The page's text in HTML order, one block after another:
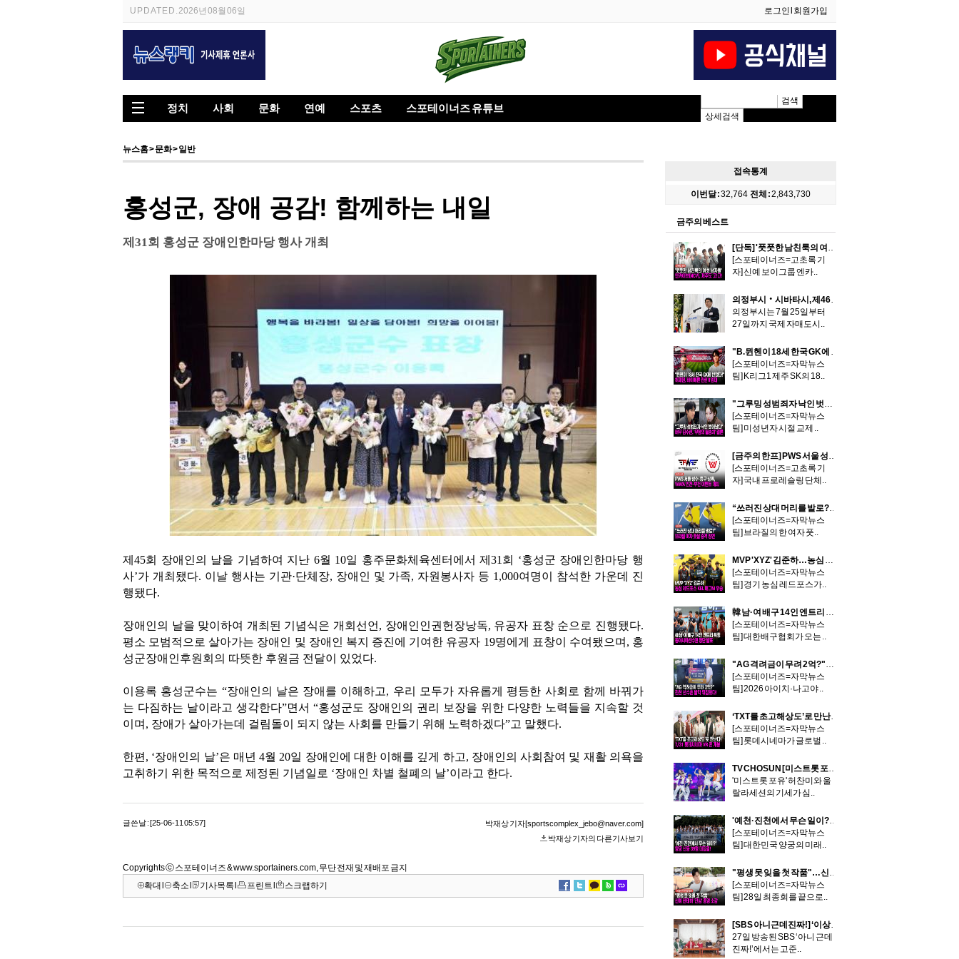
UPDATED.2026년 08월 06일 로그인 회원가입
검색
상세검색
정치 사회 문화 연예 스포츠 스포테이너즈 유튜브
뉴스홈>문화>일반
홍성군, 장애 공감! 함께하는 내일
제31회 홍성군 장애인한마당 행사 개최
제45회 장애인의 날을 기념하여 지난 6월 10일 홍주문화체육센터에서 제31회 ‘홍성군 장애인한마당 행
사’가 개최됐다. 이날 행사는 기관·단체장, 장애인 및 가족, 자원봉사자 등 1,000여명이 참석한 가운데 진
행됐다.
장애인의 날을 맞이하여 개최된 기념식은 개회선언, 장애인인권헌장낭독, 유공자 표창 순으로 진행됐다.
평소 모범적으로 살아가는 장애인 및 장애인 복지 증진에 기여한 유공자 19명에게 표창이 수여됐으며, 홍
성군장애인후원회의 따뜻한 후원금 전달이 있었다.
이용록 홍성군수는 “장애인의 날은 장애를 이해하고, 우리 모두가 자유롭게 평등한 사회로 함께 바꿔가
는 다짐하는 날이라고 생각한다”면서 “홍성군도 장애인의 권리 보장을 위한 다양한 노력들을 지속할 것
이며, 장애가 살아가는데 걸림돌이 되지 않는 사회를 만들기 위해 노력하겠다”고 말했다.
한편, ‘장애인의 날’은 매년 4월 20일 장애인에 대한 이해를 깊게 하고, 장애인의 사회참여 및 재활 의욕을
고취하기 위한 목적으로 제정된 기념일로 ‘장애인 차별 철폐의 날’이라고 한다.
글쓴날 : [25-06-11 05:57]
박재상 기자[sportscomplex_jebo@naver.com]
박재상 기자의 다른기사보기
Copyrights ⓒ 스포테이너즈 & www.sportainers.com, 무단 전재 및 재배포 금지
확대
축소 기사목록 프린트 스크랩하기
접속통계
이번달 :32,764 전체 :2,843,730
금주의 베스트
[단독] '풋풋한 남친룩의 여섯 남자들' 엔카이브(NCV), 스케줄 차 제주도 고!고!
​[스포테이너즈=고초록 기
자] 신예 보이그룹 엔카..
의정부시‧시바타시, 제46회 친선교환경기로 우정 더하다
의정부시는 7월 25일부터
27일까지 국제 자매도시..
"B.뮌헨이 18세 한국 GK에 반했다!"…제주 허재원, 바이에른 뮌헨 II 임대
[스포테이너즈=자막뉴스
팀] K리그1 제주 SK의 18..
"그루밍 성범죄자 낙인 벗어났다" 배우 김수현, '무혐의 불송치' 결론
[스포테이너즈=자막뉴스
팀] 미성년자 시절 교제 ..
[금주의 한프] PWS 서울 성수-중구 상륙, WWA 인천-부천 이색 이벤트 개최
[스포테이너즈=고초록 기
자] 국내 프로레슬링 단체..
“쓰러진 상대 머리를 발로?” 브라질 여자 풋살 충격 장면
[스포테이너즈=자막뉴스
팀] 브라질의 한 여자 풋..
MVP 'XYZ' 김준하…농심 레드포스 KEL 배그M 우승
[스포테이너즈=자막뉴스
팀] 경기 농심 레드포스가..
韓 남·여 배구 14인 엔트리 확정…동아시아선수권 명단 발표
[스포테이너즈=자막뉴스
팀] 대한배구협회가 오는 ..
"AG 격려금이 무려 2억?"…진천 선수촌 발칵 뒤집혔다!
[스포테이너즈=자막뉴스
팀] 2026 아이치·나고야 ..
‘TXT를 초고해상도’로 만난다!…7/31 롯데시네마 VR 콘서트 개봉
[스포테이너즈=자막뉴스
팀] 롯데시네마가 글로벌 ..
TV CHOSUN [미스트롯 포유] 허찬미X울랄라세션, '아름다운 밤'으로 무대 압도! 이소나X한경일과 박빙 승부
'미스트롯 포유' 허찬미와 울
랄라세션의 기세가 심..
'예천·진천에서 무슨 일이?'…양궁 신동 39명 대집결!
[스포테이너즈=자막뉴스
팀] 대한민국 양궁의 미래..
"평생 못 잊을 첫 작품"…신예 한태하 '진심' 종영 소감
[스포테이너즈=자막뉴스
팀] 28일 최종회를 끝으로..
[SBS 아니근데진짜!] ‘이상화♥’ 강남, '아내 한마디면 깨갱“ 강아지와 서열 동급 현실 결혼 생활 대공개!
27일 방송된 SBS ‘아니 근데
진짜!’에서는 고준..